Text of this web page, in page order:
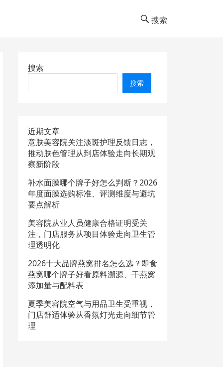
搜索
搜索
搜索
近期文章
意肤美容院关注淡斑护理反馈日志，
推动肤色管理从到店体验走向长期观
察新阶段
补水面膜哪个牌子好怎么判断？2026
年度面膜选购标准、评测维度与避坑
要点解析
美容院从业人员健康合格证明受关
注，门店服务从项目体验走向卫生管
理透明化
2026十大品牌燕窝排名怎么选？即食
燕窝哪个牌子好看原料溯源、干燕窝
添加量与配料表
夏季美容院空气与用品卫生受重视，
门店舒适体验从香氛灯光走向细节管
理